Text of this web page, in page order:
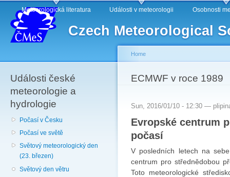
Czech Meteorological
Main menu
Meteorologická literatura Události v meteorologii Osobnosti
Události české
meteorologie a
hydrologie
Počasí v Česku
Počasí ve světě
Světový meteorologický den
(23. březen)
Světový den větru
You are here
Home
ECMWF v roce 1989
Sun, 2016/01/10 - 12:30 —
Evropské centrum
počasí
V posledních letech na
centrum pro střednědobou
Toto meteorologické